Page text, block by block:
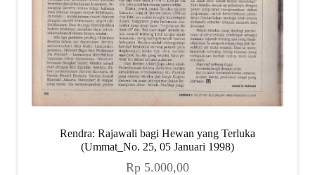
Rendra: Rajawali bagi Hewan yang Terluka
(Ummat_No. 25, 05 Januari 1998)
Rp 5.000,00